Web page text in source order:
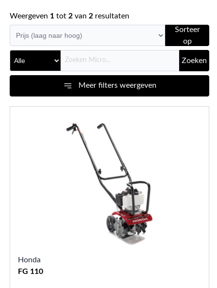
Weergeven 1 tot 2 van 2 resultaten
Sorteer
op
Zoeken
Meer filters weergeven
Honda
FG 110